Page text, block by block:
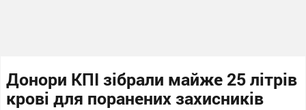
Донори КПІ зібрали майже 25 літрів
крові для поранених захисників